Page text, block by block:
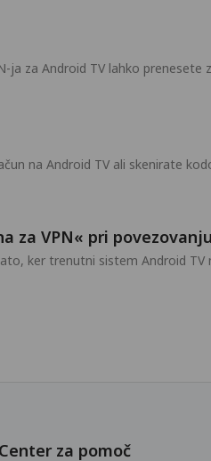
ja za Android TV lahko
na Android TV ali skenirate
VPN« pri
ker trenutni sistem Android
Center za pomoč